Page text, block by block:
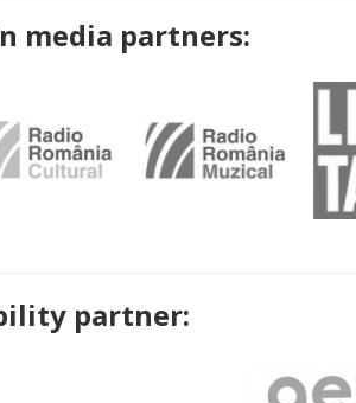
media partners:
partner: